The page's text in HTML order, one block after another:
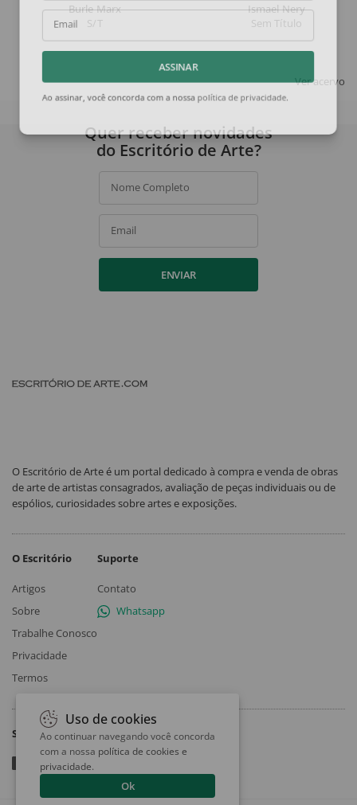
Burle Marx
S/T
Ismael Nery
Sem Título
Ver acervo
Email
ASSINAR
Ao assinar, você concorda com a nossapolítica de privacidade
Quer receber novidades
do Escritório de Arte?
Nome Completo
Email
ENVIAR
O Escritório de Arte é um portal dedicado à compra e venda de obras
de arte de artistas consagrados, avaliação de peças individuais ou de
espólios, curiosidades sobre artes e exposições.
O Escritório
Artigos
Sobre
Trabalhe Conosco
Privacidade
Termos
Suporte
Contato
Whatsapp
Siga
Uso de cookies
Ao continuar navegando você concorda
com a nossa política de cookies e
privacidade.
Ok